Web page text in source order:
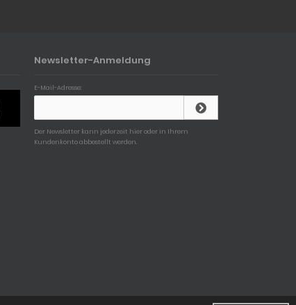
Newsletter-Anmeldung
E-Mail-Adresse:
Der Newsletter kann jederzeit hier oder in Ihrem
Kundenkonto abbestellt werden.